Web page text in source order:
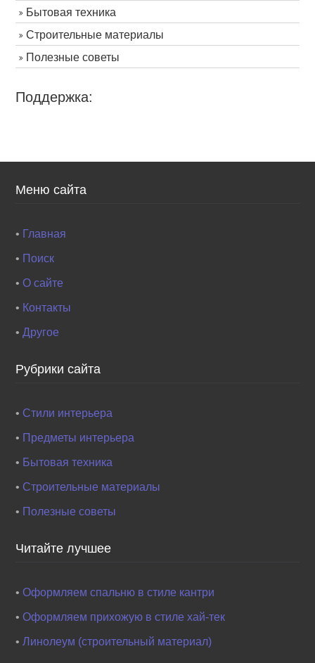
Бытовая техника
Строительные материалы
Полезные советы
Поддержка:
Меню сайта
• Главная
• Поиск
•О сайте
• Контакты
•Другое
Рубрики сайта
•Стили интерьера
• Предметы интерьера
• Бытовая техника
•Строительные материалы
• Полезные советы
Читайте лучшее
•Оформляем спальню в стиле кантри
•Оформляем прихожую в стиле хай-тек
•Линолеум (строительный материал)